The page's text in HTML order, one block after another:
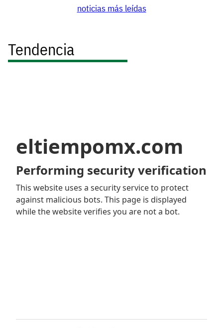
noticias más leídas
Tendencia